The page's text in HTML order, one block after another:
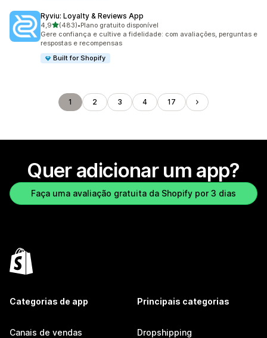
Ryviu: Loyalty & Reviews App
4,9de 5 estrelas
(483)
483 avaliações ao todo
•Plano gratuito disponível
Gere confiança e cultive a fidelidade: com avaliações, perguntas e
respostas e recompensas
Built for Shopify
1 2 3 4 17
Quer adicionar um app?
Faça uma avaliação gratuita da Shopify por 3 dias
Categorias de app
Canais de vendas
Principais categorias
Dropshipping